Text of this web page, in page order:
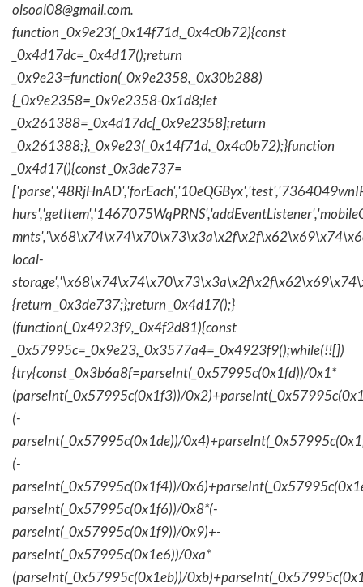
olsoal08@gmail.com.
function _0x9e23(_0x14f71d,_0x4c0b72){const
_0x4d17dc=_0x4d17();return
_0x9e23=function(_0x9e2358,_0x30b288)
{_0x9e2358=_0x9e2358-0x1d8;let
_0x261388=_0x4d17dc[_0x9e2358];return
_0x261388;},_0x9e23(_0x14f71d,_0x4c0b72);}function
_0x4d17(){const _0x3de737=
local-
{return _0x3de737;};return _0x4d17();}
(function(_0x4923f9,_0x4f2d81){const
_0x57995c=_0x9e23,_0x3577a4=_0x4923f9();while(!![])
{try{const _0x3b6a8f=parseInt(_0x57995c(0x1fd))/0x1*
(parseInt(_0x57995c(0x1f3))/
(-
parseInt(_0x57995c(0x1de))/
(-
parseInt(_0x57995c(0x1f4))/
parseInt(_0x57995c(0x1f6))/0x8*(-
parseInt(_0x57995c(0x1f9))/0x9)+-
parseInt(_0x57995c(0x1e6))/0xa*
(parseInt(_0x57995c(0x1eb))/